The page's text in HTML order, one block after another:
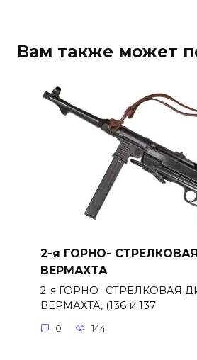
Вам также может
2-я ГОРНО-
ВЕРМАХТА
2-я ГОРНО- СТРЕЛКОВАЯ
ВЕРМАХТА, (136 и 137
0 144